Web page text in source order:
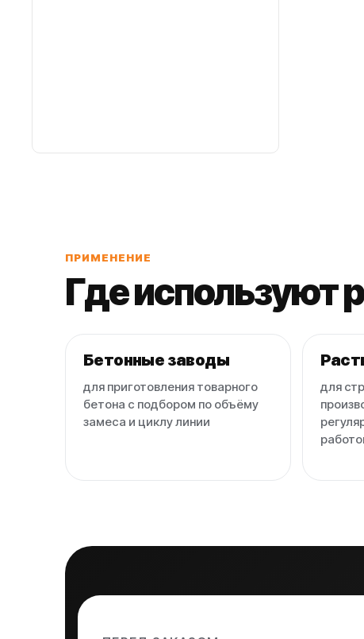
ПРИМЕНЕНИЕ
Где используют
Бетонные заводы
для приготовления товарного
бетона с подбором по объёму
замеса и циклу линии
для